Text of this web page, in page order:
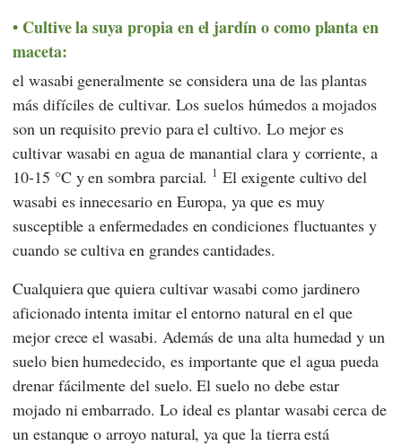
Cultive la suya propia en el jardín o como planta en
maceta:
el wasabi generalmente se considera una de las plantas
más difíciles de cultivar. Los suelos húmedos a mojados
son un requisito previo para el cultivo. Lo mejor es
cultivar wasabi en agua de manantial clara y corriente, a
10-15 °C y en sombra parcial. 1 El exigente cultivo del
wasabi es innecesario en Europa, ya que es muy
susceptible a enfermedades en condiciones fluctuantes y
cuando se cultiva en grandes cantidades.
Cualquiera que quiera cultivar wasabi como jardinero
aficionado intenta imitar el entorno natural en el que
mejor crece el wasabi. Además de una alta humedad y un
suelo bien humedecido, es importante que el agua pueda
drenar fácilmente del suelo. El suelo no debe estar
mojado ni embarrado. Lo ideal es plantar wasabi cerca de
un estanque o arroyo natural, ya que la tierra está